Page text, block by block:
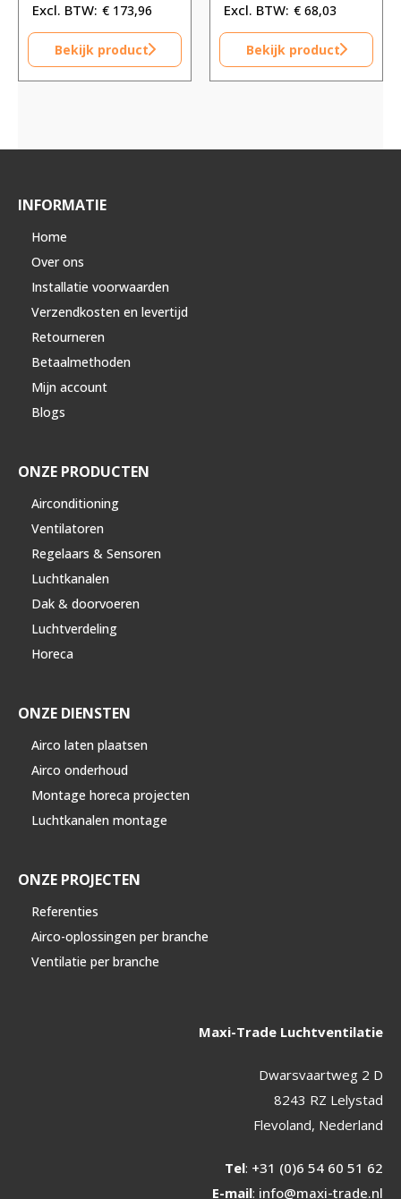
€ 173,96
Bekijk product
€ 68,03
Bekijk product
INFORMATIE
Home
Over ons
Installatie voorwaarden
Verzendkosten en levertijd
Retourneren
Betaalmethoden
Mijn account
Blogs
ONZE PRODUCTEN
Airconditioning
Ventilatoren
Regelaars & Sensoren
Luchtkanalen
Dak & doorvoeren
Luchtverdeling
Horeca
ONZE DIENSTEN
Airco laten plaatsen
Airco onderhoud
Montage horeca projecten
Luchtkanalen montage
ONZE PROJECTEN
Referenties
Airco-oplossingen per branche
Ventilatie per branche
Maxi-Trade Luchtventilatie
Dwarsvaartweg 2 D
8243 RZ Lelystad
Flevoland, Nederland
Tel: +31 (0)6 54 60 51 62
E-mail: info@maxi-trade.nl